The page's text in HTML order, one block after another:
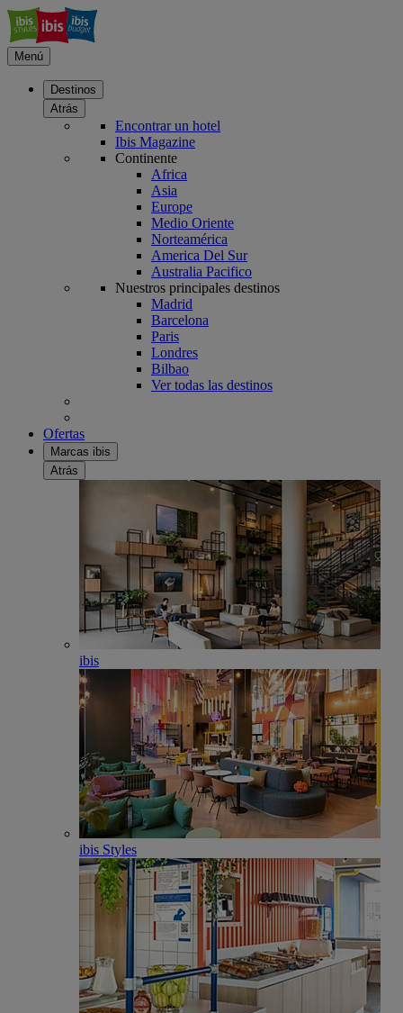
Menú
Destinos
Atrás
Encontrar un hotel
Ibis Magazine
Continente
Africa
Asia
Europe
Medio Oriente
Norteamérica
America Del Sur
Australia Pacifico
Nuestros principales destinos
Madrid
Barcelona
Paris
Londres
Bilbao
Ver todas las destinos
Ofertas
Marcas ibis
Atrás
ibis
ibis Styles